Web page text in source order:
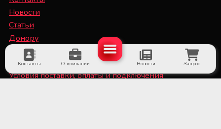
Контакты О компании Новости Запрос
Новости
Статьи
Донору
Специалисту
Условия поставки, оплаты и подключения